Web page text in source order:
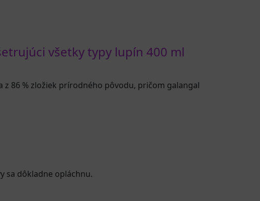
všetky typy lupín 400 ml
86 % zložiek prírodného pôvodu, pričom galangal
sa dôkladne opláchnu.